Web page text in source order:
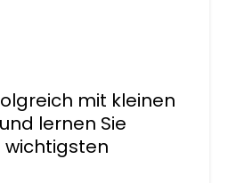
mit kleinen
lernen Sie